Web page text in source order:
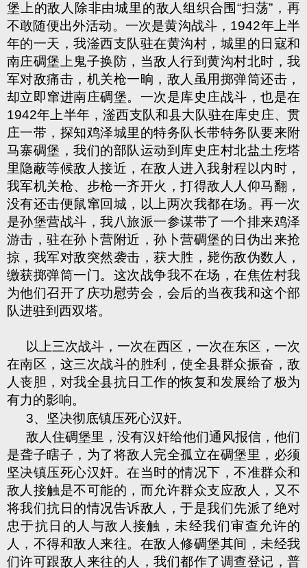
堡 上的敌人除非由城里的敌人组织合围“扫荡”，再
不敢随便出外活动。一次是黄沟战斗，1942年上半
年的一天，我滏西支队驻在黄沟村，城里的日寇和
南庄碉堡上鬼子换防，当敌人行到黄沟村北时，我
军对敌痛击，机关枪一晌，敌人虽用掷弹筒还击，
却立即窜进南庄碉堡。一次是库史庄战斗，也是在
1942年上半年，滏西支队和县大队驻在库史庄、贯
庄一带，探知鸡泽城里的特务队长带特务队要来附
马寨碉堡，我们的部队运动到库史庄村北盐土疙塔
里隐蔽等候敌人接近，在敌人进入我射程以内时，
我军机关枪、步枪一齐开火，打得敌人人仰马翻，
没有还击便鼠窜回城，以上两次我都在场。再一次
是孙堡营战斗，我八旅派一参谋带了一个排来鸡泽
游击，驻在孙卜营附近，孙卜营碉堡的日伪出来抢
掠，我军对敌突然袭击，获大胜，毙伤敌伪数人，
缴获掷弹筒一门。这次战争我不在场，在焦佐村我
为他们召开了庆功慰劳会，会后的当夜我和这个部
队进驻到西双塔。
以上三次战斗，一次在西区，一次在东区，一次
在南区，这三次战斗的胜利，使全县群众振奋，敌
人丧胆，对我全县抗日工作的恢复和发展给了极为
有力的影响。
3、坚决彻底镇压死心汉奸。
敌人住碉堡里，没有汉奸给他们通风报信，他们
是聋子瞎子，为了将敌人完全孤立在碉堡里，必须
坚决镇压死心汉奸。在当时的情况下，不准群众和
敌人接触是不可能的，而允许群众支应敌人，又不
将我们抗日的情况告诉敌人，于是我们先派了绝对
忠于抗日的人与敌人接触，未经我们审查允许的
人，不得和敌人来往。在敌人修碉堡其间，未经我
们许可跟敌人来往的人，我们都作了调查登记，普